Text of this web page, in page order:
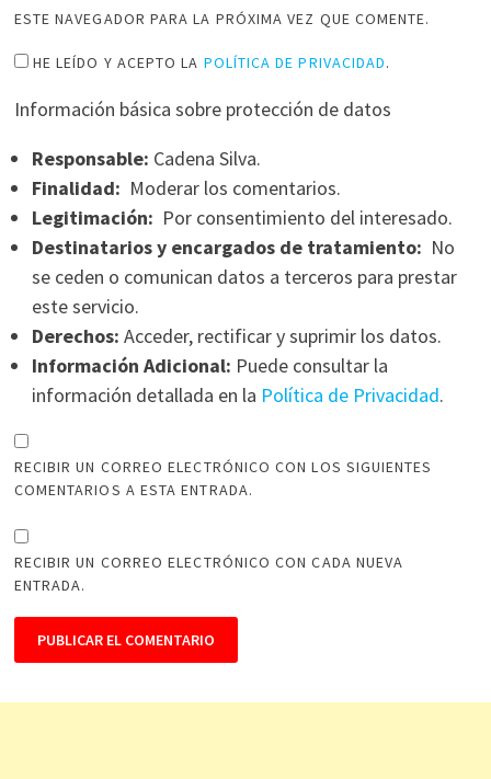
ESTE NAVEGADOR PARA LA PRÓXIMA VEZ QUE COMENTE.
HE LEÍDO Y ACEPTO LA POLÍTICA DE PRIVACIDAD.
Información básica sobre protección de datos
Responsable: Cadena Silva.
Finalidad: Moderar los comentarios.
Legitimación: Por consentimiento del interesado.
Destinatarios y encargados de tratamiento: No
se ceden o comunican datos a terceros para prestar
este servicio.
Derechos: Acceder, rectificar y suprimir los datos.
Información Adicional: Puede consultar la
información detallada en la Política de Privacidad.
RECIBIR UN CORREO ELECTRÓNICO CON LOS SIGUIENTES
COMENTARIOS A ESTA ENTRADA.
RECIBIR UN CORREO ELECTRÓNICO CON CADA NUEVA
ENTRADA.